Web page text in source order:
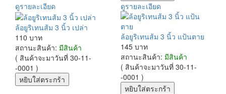
ดูรายละเอียด
ล้อยูริเทนส้ม 3 นิ้ว เปล่า
110 บาท
สถานะสินค้า: มีสินค้า
( สินค้าจะมาวันที่ 30-11-
-0001 )
ดูรายละเอียด
ล้อยูริเทนส้ม 3 นิ้ว แป้นตาย
145 บาท
สถานะสินค้า: มีสินค้า
( สินค้าจะมาวันที่ 30-11-
-0001 )